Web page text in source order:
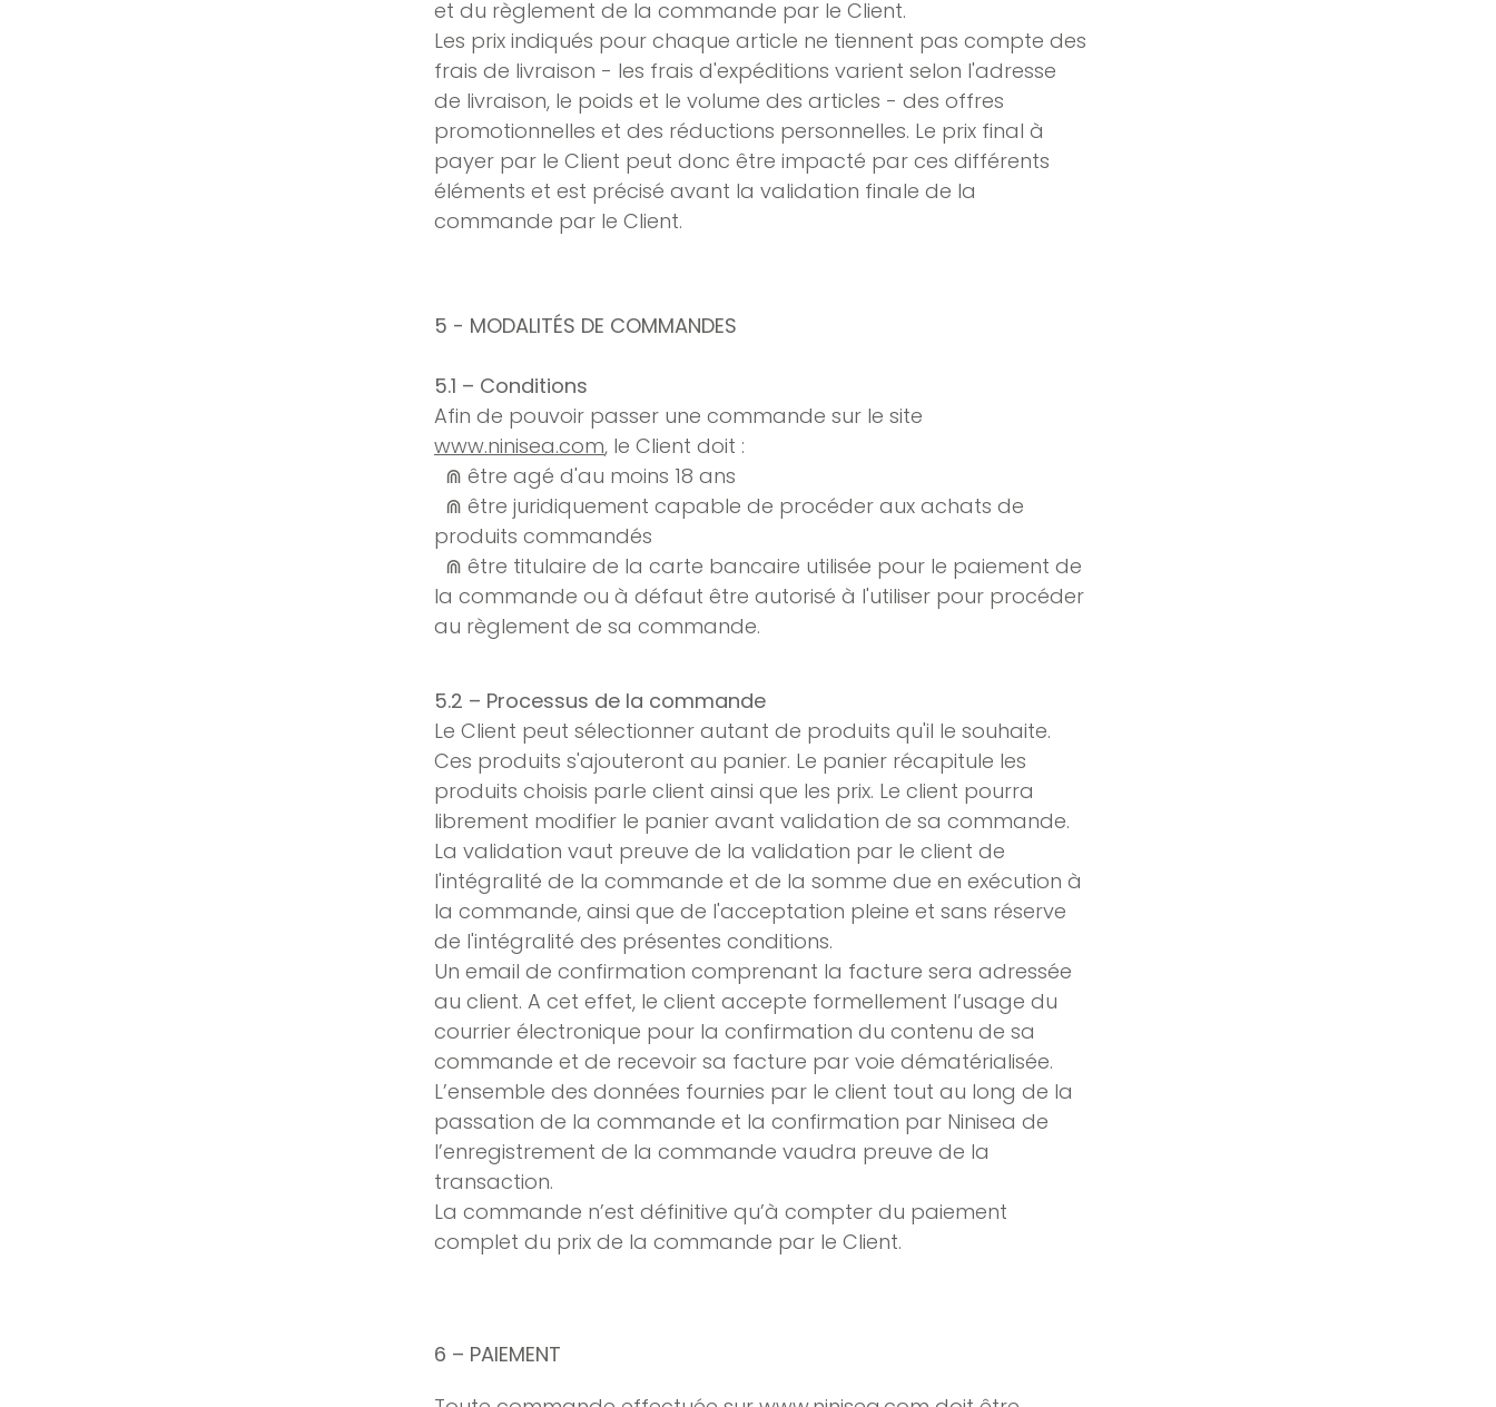
et du règlement de la commande par le Client.
Les prix indiqués pour chaque article ne tiennent pas compte des
frais de livraison - les frais d'expéditions varient selon l'adresse
de livraison, le poids et le volume des articles - des offres
promotionnelles et des réductions personnelles. Le prix final à
payer par le Client peut donc être impacté par ces différents
éléments et est précisé avant la validation finale de la
commande par le Client.
5 - MODALITÉS DE COMMANDES
5.1 – Conditions
Afin de pouvoir passer une commande sur le site
www.ninisea.com, le Client doit :
⋒ être agé d'au moins 18 ans
⋒ être juridiquement capable de procéder aux achats de
produits commandés
⋒ être titulaire de la carte bancaire utilisée pour le paiement de
la commande ou à défaut être autorisé à l'utiliser pour procéder
au règlement de sa commande.
5.2 – Processus de la commande
Le Client peut sélectionner autant de produits qu'il le souhaite.
Ces produits s'ajouteront au panier. Le panier récapitule les
produits choisis parle client ainsi que les prix. Le client pourra
librement modifier le panier avant validation de sa commande.
La validation vaut preuve de la validation par le client de
l'intégralité de la commande et de la somme due en exécution à
la commande, ainsi que de l'acceptation pleine et sans réserve
de l'intégralité des présentes conditions.
Un email de confirmation comprenant la facture sera adressée
au client. A cet effet, le client accepte formellement l’usage du
courrier électronique pour la confirmation du contenu de sa
commande et de recevoir sa facture par voie dématérialisée.
L’ensemble des données fournies par le client tout au long de la
passation de la commande et la confirmation par Ninisea de
l’enregistrement de la commande vaudra preuve de la
transaction.
La commande n’est définitive qu’à compter du paiement
complet du prix de la commande par le Client.
6 – PAIEMENT